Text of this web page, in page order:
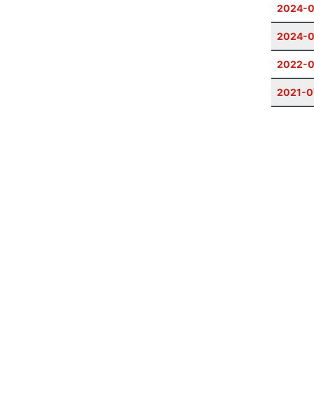
2024-
2024-
2022-
2021-